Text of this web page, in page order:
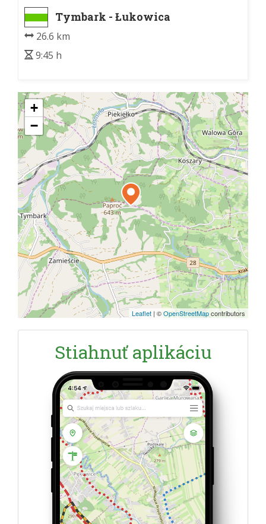
Tymbark - Łukowica
26.6 km
9:45 h
+
−
Leaflet |©OpenStreetMapcontributors
Stiahnuť aplikáciu